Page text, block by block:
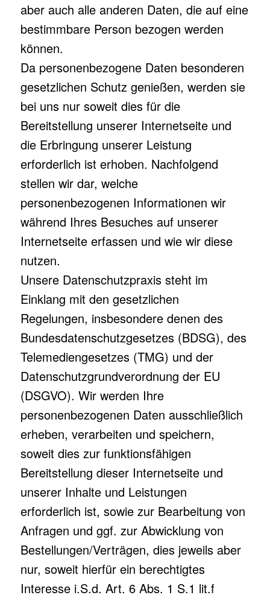
aber auch alle anderen Daten, die auf eine
bestimmbare Person bezogen werden
können.
Da personenbezogene Daten besonderen
gesetzlichen Schutz genießen, werden sie
bei uns nur soweit dies für die
Bereitstellung unserer Internetseite und
die Erbringung unserer Leistung
erforderlich ist erhoben. Nachfolgend
stellen wir dar, welche
personenbezogenen Informationen wir
während Ihres Besuches auf unserer
Internetseite erfassen und wie wir diese
nutzen.
Unsere Datenschutzpraxis steht im
Einklang mit den gesetzlichen
Regelungen, insbesondere denen des
Bundesdatenschutzgesetzes (BDSG), des
Telemediengesetzes (TMG) und der
Datenschutzgrundverordnung der EU
(DSGVO). Wir werden Ihre
personenbezogenen Daten ausschließlich
erheben, verarbeiten und speichern,
soweit dies zur funktionsfähigen
Bereitstellung dieser Internetseite und
unserer Inhalte und Leistungen
erforderlich ist, sowie zur Bearbeitung von
Anfragen und ggf. zur Abwicklung von
Bestellungen/Verträgen, dies jeweils aber
nur, soweit hierfür ein berechtigtes
Interesse i.S.d. Art. 6 Abs. 1 S.1 lit.f